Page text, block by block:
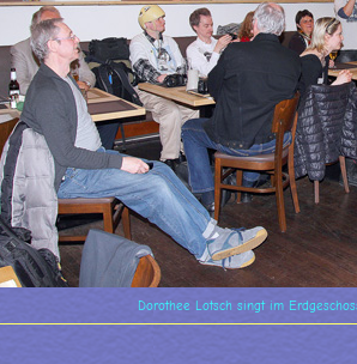
Dorothee Lotsch singt im